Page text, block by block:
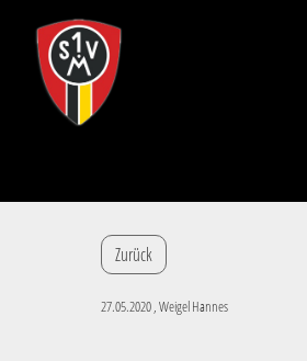
Zurück
27.05.2020, Weigel Hannes